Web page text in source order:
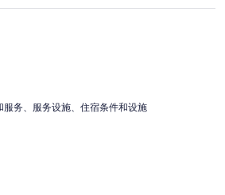
务、服务设施、住宿条件和设施